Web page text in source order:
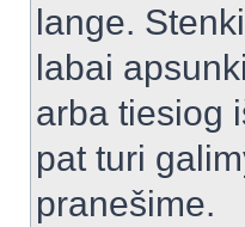
lange.
labai
arba tiesiog
pat turi
pranešime.